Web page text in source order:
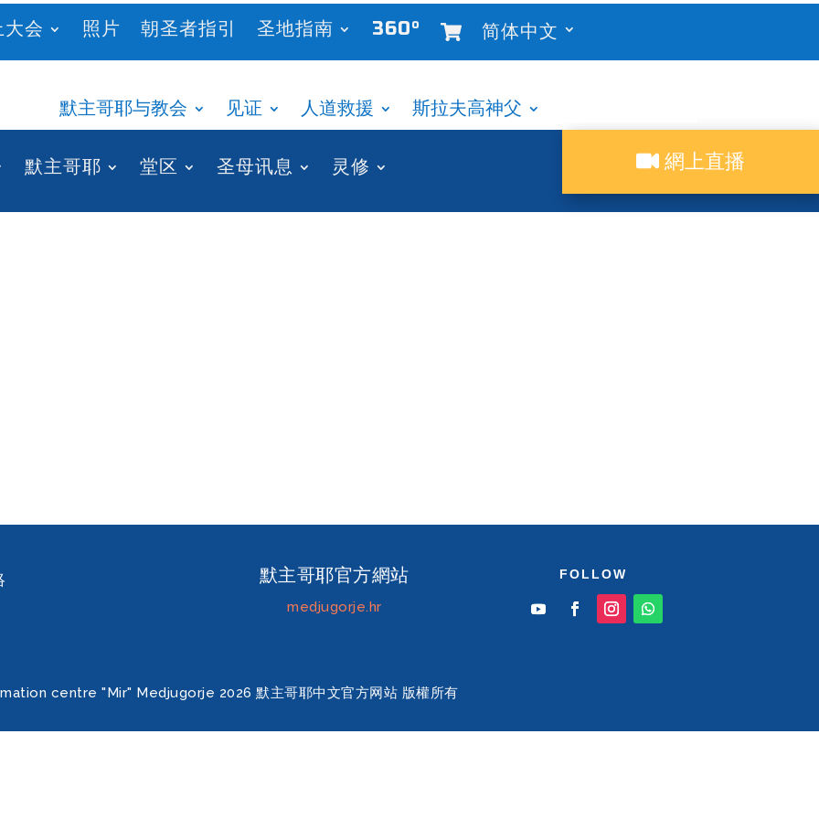
大会 照片 朝圣者指引 圣地指南 360° 简体中文
默主哥耶与教会 见证 人道救援 斯拉夫高神父
默主哥耶 堂区 圣母讯息 灵修 網上直播
默主哥耶官方網站
medjugorje.hr
FOLLOW
centre "Mir" Medjugorje 2026 默主哥耶中文官方网站 版權所有